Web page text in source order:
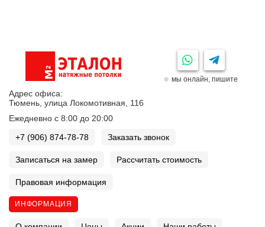
мы онлайн, пишите
Адрес офиса:
Тюмень, улица Локомотивная, 116
Ежедневно с 8:00 до 20:00
+7 (906) 874-78-78
Заказать звонок
Записаться на замер Рассчитать стоимость
Правовая информация
ИНФОРМАЦИЯ